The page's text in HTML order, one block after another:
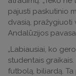
pajusti paskutinio
dvasią, pražygiuoti
Andalūzijos
„Labiausiai, ko
studentais
futbolą, biliardą.